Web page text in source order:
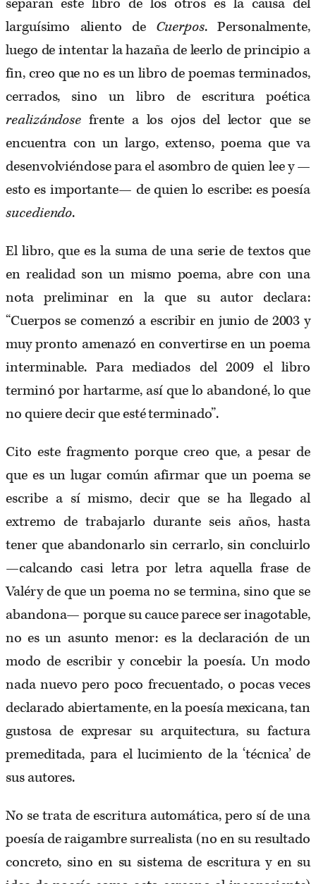
separan este libro de los otros es la causa del
larguísimo aliento de Cuerpos. Personalmente,
luego de intentar la hazaña de leerlo de principio a
fin, creo que no es un libro de poemas terminados,
cerrados, sino un libro de escritura poética
realizándose frente a los ojos del lector que se
encuentra con un largo, extenso, poema que va
desenvolviéndose para el asombro de quien lee y —
esto es importante— de quien lo escribe: es poesía
sucediendo.
El libro, que es la suma de una serie de textos que
en realidad son un mismo poema, abre con una
nota preliminar en la que su autor declara:
“Cuerpos se comenzó a escribir en junio de 2003 y
muy pronto amenazó en convertirse en un poema
interminable. Para mediados del 2009 el libro
terminó por hartarme, así que lo abandoné, lo que
no quiere decir que esté terminado”.
Cito este fragmento porque creo que, a pesar de
que es un lugar común afirmar que un poema se
escribe a sí mismo, decir que se ha llegado al
extremo de trabajarlo durante seis años, hasta
tener que abandonarlo sin cerrarlo, sin concluirlo
—calcando casi letra por letra aquella frase de
Valéry de que un poema no se termina, sino que se
abandona— porque su cauce parece ser inagotable,
no es un asunto menor: es la declaración de un
modo de escribir y concebir la poesía. Un modo
nada nuevo pero poco frecuentado, o pocas veces
declarado abiertamente, en la poesía mexicana, tan
gustosa de expresar su arquitectura, su factura
premeditada, para el lucimiento de la ‘técnica’ de
sus autores.
No se trata de escritura automática, pero sí de una
poesía de raigambre surrealista (no en su resultado
concreto, sino en su sistema de escritura y en su